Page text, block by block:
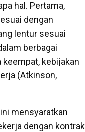
hal. Pertama,
dengan
lentur sesuai
berbagai
keempat, kebijakan
(Atkinson,
mensyaratkan
dengan kontrak